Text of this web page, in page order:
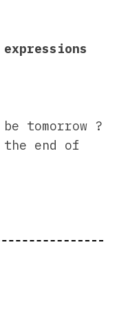
tomorrow ?
end of